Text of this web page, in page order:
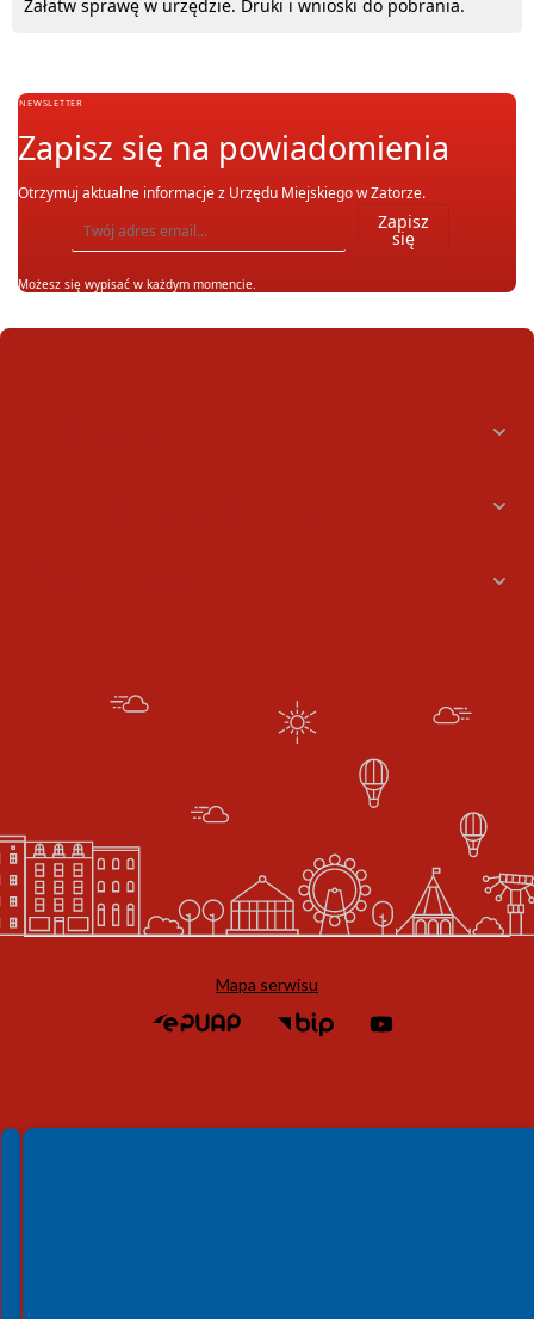
Załatw sprawę w urzędzie. Druki i wnioski do pobrania.
NEWSLETTER
Zapisz się na powiadomienia
Otrzymuj aktualne informacje z Urzędu Miejskiego w Zatorze.
Wpisz adres email, na który chcesz otrzymywać powiadomienia. Możesz również się
Zapisz
się
Możesz się wypisać w każdym momencie.
Mapa serwisu
Spełniamy standardy WCAG 2.2
Spełniamy standardy W3C